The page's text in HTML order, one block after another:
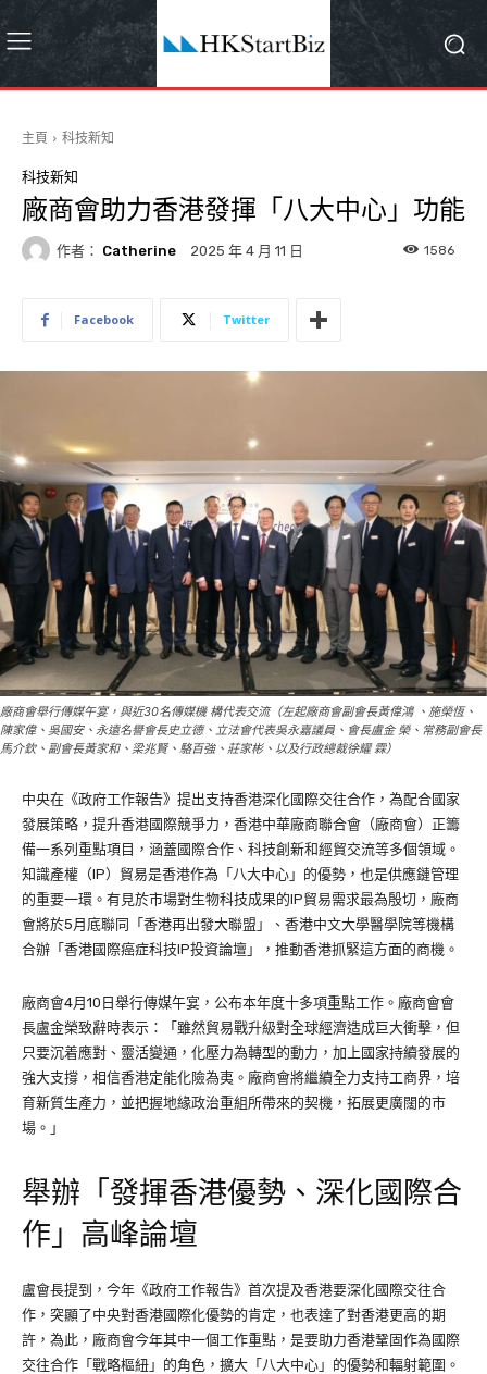
主頁 科技新知
科技新知
廠商會助力香港發揮「八大中心」功能
作者： Catherine 2025 年 4 月 11 日 1586
Facebook Twitter
廠商會舉行傳媒午宴，與近30名傳媒機 構代表交流（左起廠商會副會長黃偉鴻 、施榮恆、
陳家偉、吳國安、永遠名譽會長史立德、立法會代表吳永嘉議員、會長盧金 榮、常務副會長
馬介欽、副會長黃家和、梁兆賢、駱百強、莊家彬、以及行政總裁徐耀 霖）
中央在《政府工作報告》提出支持香港深化國際交往合作，為配合國家
發展策略，提升香港國際競爭力，香港中華廠商聯合會（廠商會）正籌
備一系列重點項目，涵蓋國際合作、科技創新和經貿交流等多個領域。
知識產權（IP）貿易是香港作為「八大中心」的優勢，也是供應鏈管理
的重要一環。有見於市場對生物科技成果的IP貿易需求最為殷切，廠商
會將於5月底聯同「香港再出發大聯盟」、香港中文大學醫學院等機構
合辦「香港國際癌症科技IP投資論壇」，推動香港抓緊這方面的商機。
廠商會4月10日舉行傳媒午宴，公布本年度十多項重點工作。廠商會會
長盧金榮致辭時表示：「雖然貿易戰升級對全球經濟造成巨大衝擊，但
只要沉着應對、靈活變通，化壓力為轉型的動力，加上國家持續發展的
強大支撐，相信香港定能化險為夷。廠商會將繼續全力支持工商界，培
育新質生產力，並把握地緣政治重組所帶來的契機，拓展更廣闊的市
場。」
舉辦「發揮香港優勢、深化國際合
作」高峰論壇
盧會長提到，今年《政府工作報告》首次提及香港要深化國際交往合
作，突顯了中央對香港國際化優勢的肯定，也表達了對香港更高的期
許，為此，廠商會今年其中一個工作重點，是要助力香港鞏固作為國際
交往合作「戰略樞紐」的角色，擴大「八大中心」的優勢和輻射範圍。